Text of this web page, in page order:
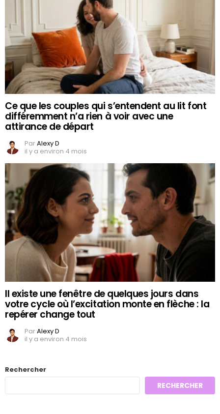
Ce que les couples qui s’entendent au lit font
différemment n’a rien à voir avec une
attirance de départ
ParAlexy D
il y a environ 4 mois
Il existe une fenêtre de quelques jours dans
votre cycle où l’excitation monte en flèche : la
repérer change tout
ParAlexy D
il y a environ 4 mois
Rechercher
RECHERCHER